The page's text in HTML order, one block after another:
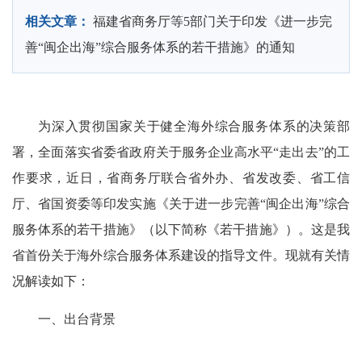
相关文章： 福建省商务厅等5部门关于印发《进一步完
善“闽企出海”综合服务体系的若干措施》的通知
为深入贯彻国家关于健全海外综合服务体系的决策部
署，全面落实省委省政府关于服务企业高水平“走出去”的工
作要求，近日，省商务厅联合省外办、省发改委、省工信
厅、省国资委等印发实施《关于进一步完善“闽企出海”综合
服务体系的若干措施》（以下简称《若干措施》）。这是我
省首份关于海外综合服务体系建设的指导文件。现就有关情
况解读如下：
一、出台背景